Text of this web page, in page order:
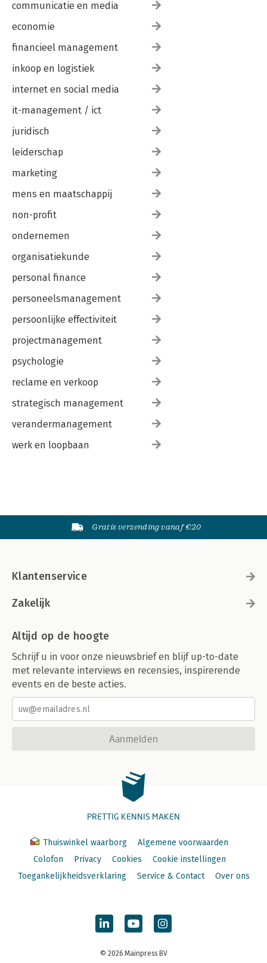
communicatie en media
economie
financieel management
inkoop en logistiek
internet en social media
it-management / ict
juridisch
leiderschap
marketing
mens en maatschappij
non-profit
ondernemen
organisatiekunde
personal finance
personeelsmanagement
persoonlijke effectiviteit
projectmanagement
psychologie
reclame en verkoop
strategisch management
verandermanagement
werk en loopbaan
Gratis verzending vanaf €20
Klantenservice
Zakelijk
Altijd op de hoogte
Schrijf u in voor onze nieuwsbrief en blijf up-to-date
met relevante interviews en recensies, inspirerende
events en de beste acties.
Aanmelden
PRETTIG KENNIS MAKEN
Thuiswinkel waarborg
Algemene voorwaarden
Colofon
Privacy Cookies
Cookie instellingen
Toegankelijkheidsverklaring
Service & Contact Over ons
© 2026 Mainpress BV